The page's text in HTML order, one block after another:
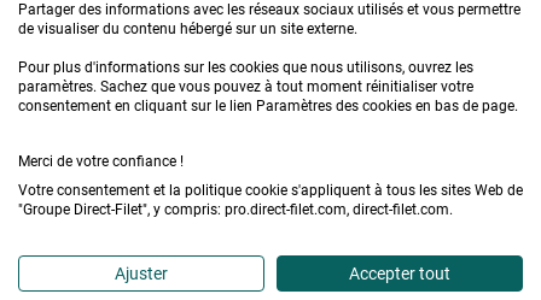
DEMANDE DE DEVIS
Conditions générales de vente
Mentions légales
Plan du site
Accédez à l'Espace professionnel
Partager des informations avec les réseaux sociaux utilisés et vous permettre
de visualiser du contenu hébergé sur un site externe.
Pour plus d'informations sur les cookies que nous utilisons, ouvrez les
paramètres. Sachez que vous pouvez à tout moment réinitialiser votre
consentement en cliquant sur le lien Paramètres des cookies en bas de page.
Merci de votre confiance !
Votre consentement et la politique cookie s'appliquent à tous les sites Web de
"Groupe Direct-Filet", y compris: pro.direct-filet.com, direct-filet.com.
Ajuster Accepter tout